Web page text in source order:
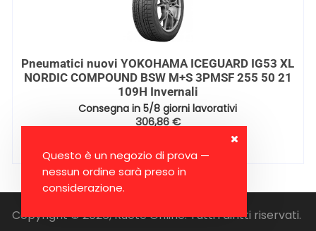
Questo è un negozio di prova —
nessun ordine sarà preso in
considerazione.
Pneumatici nuovi YOKOHAMA ICEGUARD IG53 XL
NORDIC COMPOUND BSW M+S 3PMSF 255 50 21
109H Invernali
Consegna in 5/8 giorni lavorativi
306,86€
Copyright © 2026, Ruote Online. Tutti i diritti riservati.